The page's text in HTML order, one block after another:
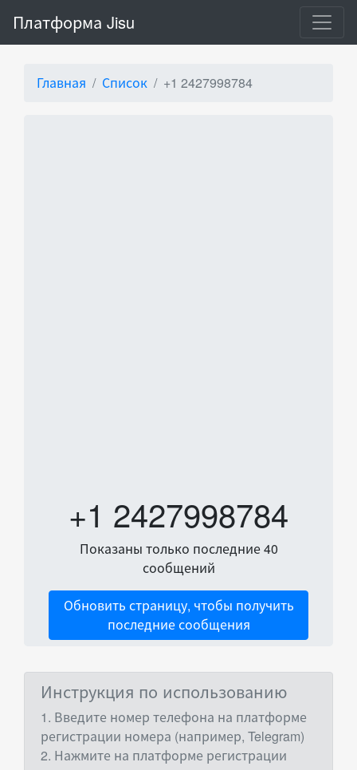
Платформа Jisu
Главная Список +1 2427998784
+1 2427998784
Показаны только последние 40
сообщений
Обновить страницу, чтобы получить
последние сообщения
Инструкция по использованию
1. Введите номер телефона на платформе
регистрации номера (например, Telegram)
2. Нажмите на платформе регистрации